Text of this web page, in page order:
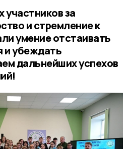
участников за
и стремление к
умение отстаивать
и убеждать
дальнейших успехов